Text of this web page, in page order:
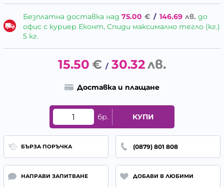
Безплатна доставка над 75.00 € / 146.69 лв. до
офис с куриер Еконт, Спиди максимално тегло (кг.)
5 кг.
15.50 € / 30.32лв.
Доставка и плащане
бр. КУПИ
БЪРЗА ПОРЪЧКА (0879) 801 808
НАПРАВИ ЗАПИТВАНЕ ДОБАВИ В ЛЮБИМИ